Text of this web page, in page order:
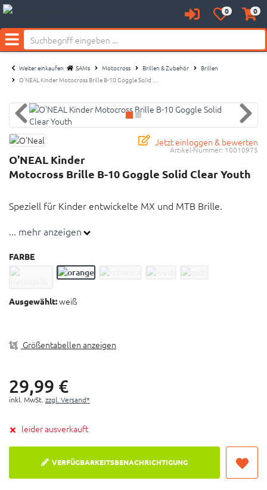
AnmeldenMerkzettel
aufklappen
0 0
Menü
Weiter einkaufen SAMs Motocross Brillen & Zubehör
Brillen
O'NEAL Kinder Motocross Brille B-10 Goggle Solid …
Jetzt einloggen & bewerten
Artikel-Nummer: 10010975
O'NEAL Kinder
Motocross Brille B-10 Goggle Solid Clear Youth
Speziell für Kinder entwickelte MX und MTB Brille.
Modernes Rahmendesign für jugendliche Fahrer
Band mit doppelten Silikonstreifen für sicheren Halt
Glas aus hochwertiger 1,2 mm-3D-Linse für
ultimative Klarheit
100% UV-Schutz
... mehr anzeigen
FARBE
Ausgewählt:weiß
Größentabellen anzeigen
29,99 €
inkl. MwSt. zzgl. Versand*
leider ausverkauft
VERFÜGBARKEITSBENACHRICHTIGUNG